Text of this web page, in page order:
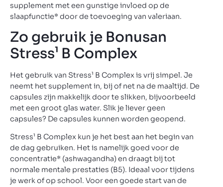
supplement met een gunstige invloed op de
slaapfunctie* door de toevoeging van valeriaan.
Zo gebruik je Bonusan
Stress¹ B Complex
Het gebruik van Stress¹ B Complex is vrij simpel. Je
neemt het supplement in, bij of net na de maaltijd. De
capsules zijn makkelijk door te slikken, bijvoorbeeld
met een groot glas water. Slik je liever geen
capsules? De capsules kunnen worden geopend.
Stress¹ B Complex kun je het best aan het begin van
de dag gebruiken. Het is namelijk goed voor de
concentratie* (ashwagandha) en draagt bij tot
normale mentale prestaties (B5). Ideaal voor tijdens
je werk of op school. Voor een goede start van de